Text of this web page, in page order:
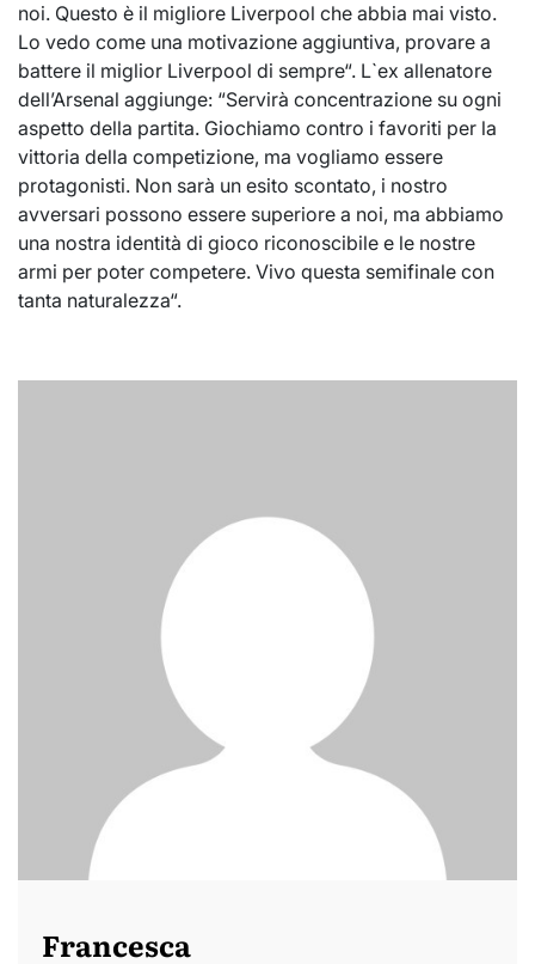
noi. Questo è il migliore Liverpool che abbia mai visto.
Lo vedo come una motivazione aggiuntiva, provare a
battere il miglior Liverpool di sempre“. L`ex allenatore
dell’Arsenal aggiunge: “Servirà concentrazione su ogni
aspetto della partita. Giochiamo contro i favoriti per la
vittoria della competizione, ma vogliamo essere
protagonisti. Non sarà un esito scontato, i nostro
avversari possono essere superiore a noi, ma abbiamo
una nostra identità di gioco riconoscibile e le nostre
armi per poter competere. Vivo questa semifinale con
tanta naturalezza“.
Francesca